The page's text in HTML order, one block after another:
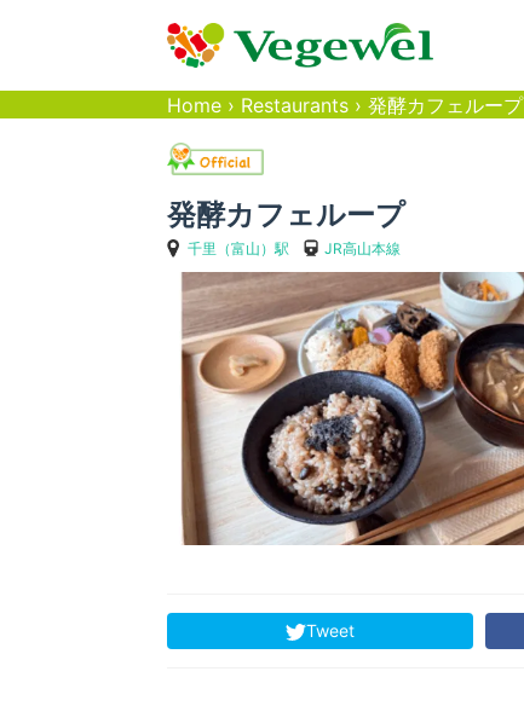
Home › Restaurants › 発酵カフェループ
発酵カフェループ
千里（富山）駅 JR高山本線
Tweet